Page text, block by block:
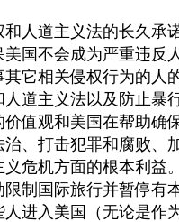
和人道主义法的长久承
美国不会成为严重违反
它相关侵权行为的人
道主义法以及防止暴
价值观和美国在帮助确
、打击犯罪和腐败、
义危机方面的根本利益
制国际旅行并暂停有
人进入美国（无论是作